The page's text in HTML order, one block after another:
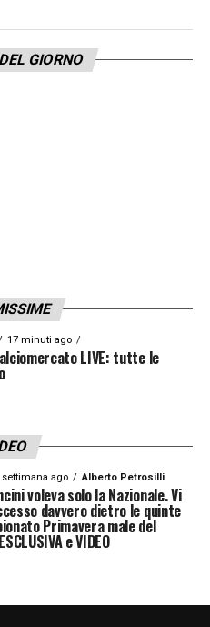
giocare
TOP NEWS
GIORNO
17 minuti ago
LIVE: tutte le
settimana ago Alberto Petrosilli
voleva solo la Nazionale. Vi
davvero dietro le quinte
Primavera male del
e VIDEO